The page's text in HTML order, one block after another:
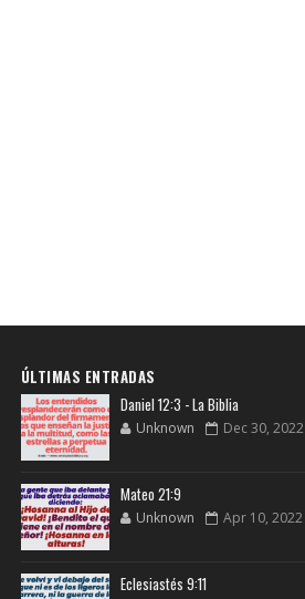
ÚLTIMAS ENTRADAS
Daniel 12:3 - La Biblia
Unknown Dec 30, 2022
Mateo 21:9
Unknown Apr 10, 2022
Eclesiastés 9:11